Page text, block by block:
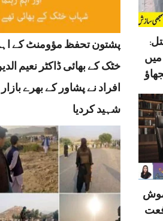
میں
پشتون تحفظ مؤومنٹ کے
خٹک کے بھائی ڈاکٹر نعیم
افراد نے پشاور کے بھرے
شہید کردیا